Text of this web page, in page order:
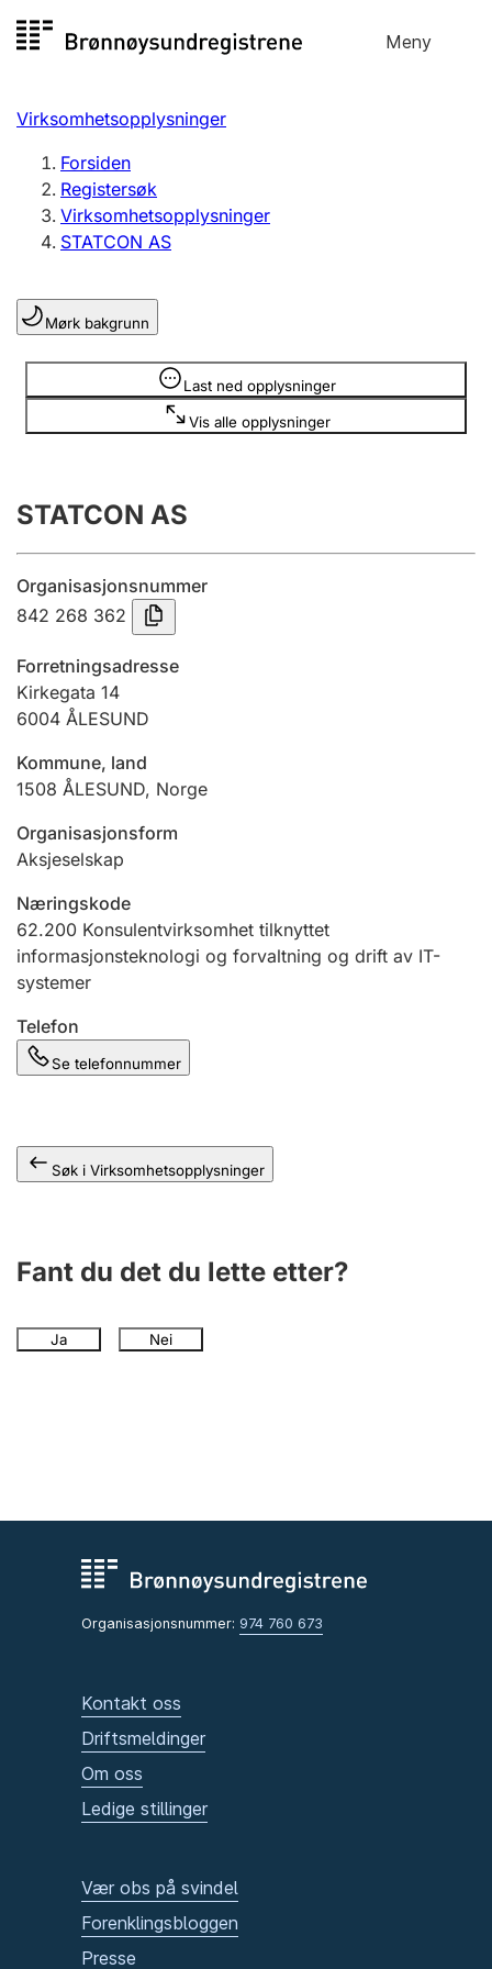
til
Meny
Registersøk
Aksjeselskap
Enkeltpersonforetak
Registrere, endre, slette
Lag og forening
Registrere, endre, slette
Årsregnskap
Innsending og forsinkelsesgebyr
Jeger
Ektepaktveileder
Offentlig sektor
Virksomhetsopplysninger
Forsiden
Registersøk
Virksomhetsopplysninger
STATCON AS
Mørk bakgrunn
Last ned opplysninger
Vis alle opplysninger
Opplysninger er skjult
STATCON AS
Organisasjonsnummer
842 268 362
Forretningsadresse
Kirkegata 14
6004 ÅLESUND
Kommune, land
1508 ÅLESUND, Norge
Organisasjonsform
Aksjeselskap
Næringskode
62.200 Konsulentvirksomhet tilknyttet
informasjonsteknologi og forvaltning og drift av IT-
systemer
Telefon
Se telefonnummer
Søk i Virksomhetsopplysninger
Fant du det du lette etter?
Ja Nei
Organisasjonsnummer: 974 760 673
Kontakt oss
Driftsmeldinger
Om oss
Ledige stillinger
Vær obs på svindel
Forenklingsbloggen
Presse